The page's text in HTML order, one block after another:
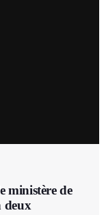
ministère de
deux